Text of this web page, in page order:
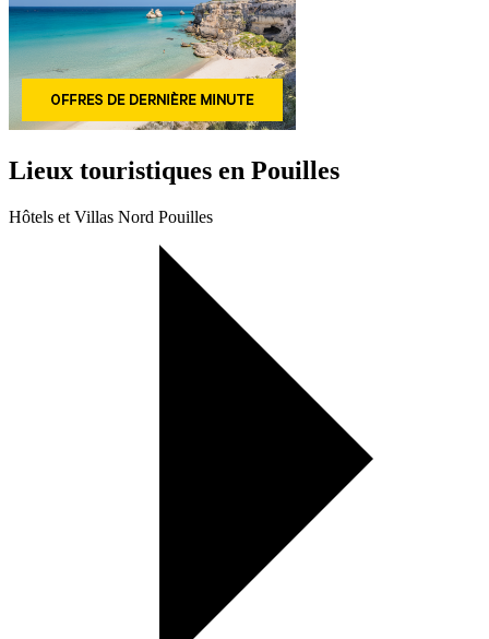
Lieux touristiques en Pouilles
Hôtels et Villas Nord Pouilles